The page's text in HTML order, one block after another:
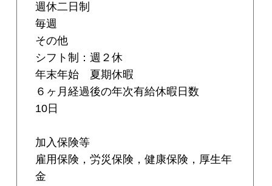
週休二日制
毎週
その他
シフト制：週２休
年末年始 夏期休暇
６ヶ月経過後の年次有給休暇日数
10日
加入保険等
雇用保険，労災保険，健康保険，厚生年
金